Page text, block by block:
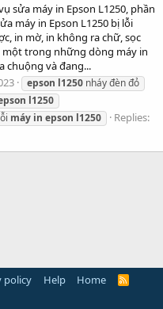
sửa máy in Epson L1250, phần
máy in Epson L1250 bị lỗi
in mờ, in không ra chữ, sọc
một trong những dòng máy in
chuộng và đang...
epson l1250 nháy đèn đỏ
l1250
máy in epson l1250
Replies:
policy Help Home
R